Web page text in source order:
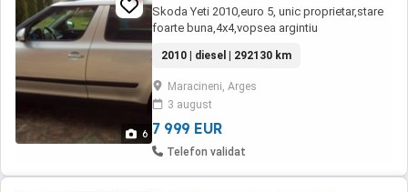
6
Skoda Yeti 2010,euro 5, unic proprietar,stare
foarte buna,4x4,vopsea argintiu
manuala 6 trepte.Dotari
full.Inmatriculata,Jante aliaj.Senzori
ploaie,senzori parcare,volan piele,scaune
fata incalzite,navigatie Columbus,clima dublu
climatronic,pachet drumuri grele.ITP ...
2010 | diesel | 292130 km
Maracineni, Arges
3 august
7 999 EUR
Telefon validat